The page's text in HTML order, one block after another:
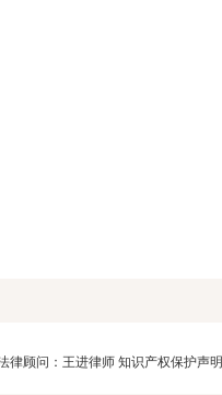
律顾问：王进律师 知识产权保护声明